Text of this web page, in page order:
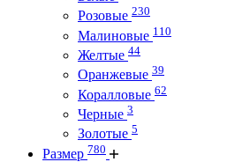
Розовые 230
Малиновые 110
Желтые 44
Оранжевые 39
Коралловые 62
Черные 3
Золотые 5
Размер 780